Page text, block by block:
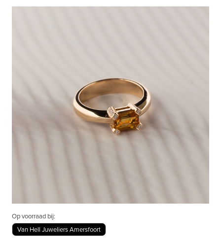
Op voorraad bij:
Van Hell Juweliers Amersfoort